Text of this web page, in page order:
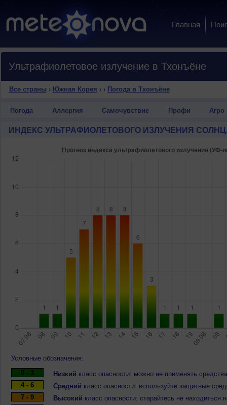
Главная
Ультрафиолетовое излучение в Тхонъёне
Все страны › Южная Корея › › Погода в Тхонъёне
Погода Аллергия Самочувствие Профи Агро
ИНДЕКС УЛЬТРАФИОЛЕТОВОГО ИЗЛУЧЕНИЯ
Условные обозначения:
0 - 3
Низкий класс опасности: можно не применять
4 - 6
Средний класс опасности: используйте защитные
7 - 9
Высокий класс опасности: старайтесь не